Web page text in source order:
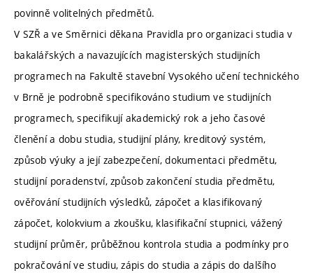
povinně volitelných předmětů.
V SZŘ a ve Směrnici děkana Pravidla pro organizaci studia v
bakalářských a navazujících magisterských studijních
programech na Fakultě stavební Vysokého učení technického
v Brně je podrobně specifikováno studium ve studijních
programech, specifikují akademický rok a jeho časové
členění a dobu studia, studijní plány, kreditový systém,
způsob výuky a její zabezpečení, dokumentaci předmětu,
studijní poradenství, způsob zakončení studia předmětu,
ověřování studijních výsledků, zápočet a klasifikovaný
zápočet, kolokvium a zkoušku, klasifikační stupnici, vážený
studijní průměr, průběžnou kontrola studia a podmínky pro
pokračování ve studiu, zápis do studia a zápis do dalšího